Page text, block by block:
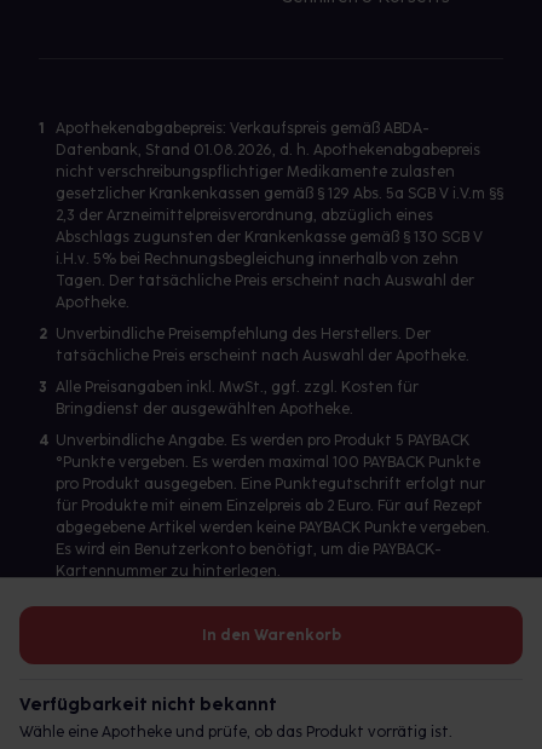
In den Warenkorb
Verfügbarkeit nicht bekannt
Wähle eine Apotheke und prüfe, ob das Produkt vorrätig ist.
1
Apothekenabgabepreis: Verkaufspreis gemäß ABDA-
Datenbank, Stand 01.08.2026, d. h. Apothekenabgabepreis
nicht verschreibungspflichtiger Medikamente zulasten
gesetzlicher Krankenkassen gemäß § 129 Abs. 5a SGB V i.V.m §§
2,3 der Arzneimittelpreisverordnung, abzüglich eines
Abschlags zugunsten der Krankenkasse gemäß § 130 SGB V
i.H.v. 5% bei Rechnungsbegleichung innerhalb von zehn
Tagen. Der tatsächliche Preis erscheint nach Auswahl der
Apotheke.
2 Unverbindliche Preisempfehlung des Herstellers. Der
tatsächliche Preis erscheint nach Auswahl der Apotheke.
3 Alle Preisangaben inkl. MwSt., ggf. zzgl. Kosten für
Bringdienst der ausgewählten Apotheke.
4 Unverbindliche Angabe. Es werden pro Produkt 5 PAYBACK
°Punkte vergeben. Es werden maximal 100 PAYBACK Punkte
pro Produkt ausgegeben. Eine Punktegutschrift erfolgt nur
für Produkte mit einem Einzelpreis ab 2 Euro. Für auf Rezept
abgegebene Artikel werden keine PAYBACK Punkte vergeben.
Es wird ein Benutzerkonto benötigt, um die PAYBACK-
Kartennummer zu hinterlegen.
Betreiber des Portals und verantwortlich: gesund.de GmbH &
© 2026 gesund.de GmbH & Co. KG